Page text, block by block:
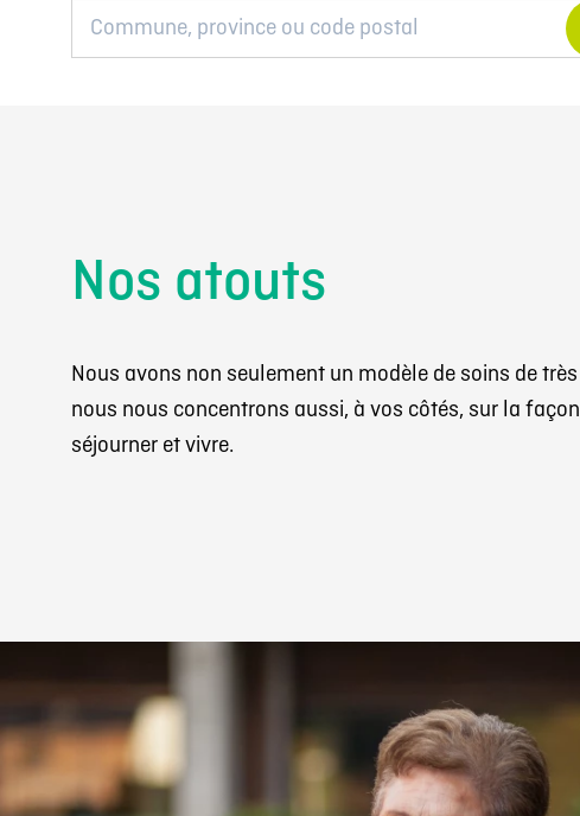
Nos atouts
Nous avons non seulement un modèle de soins de
nous nous concentrons aussi, à vos côtés, sur la
séjourner et vivre.